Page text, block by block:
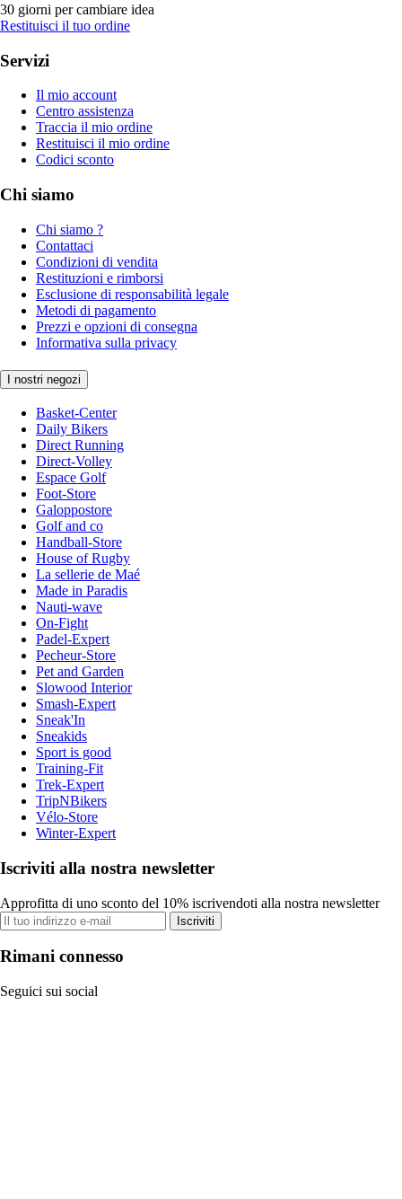
30 giorni per cambiare idea
Restituisci il tuo ordine
Servizi
Il mio account
Centro assistenza
Traccia il mio ordine
Restituisci il mio ordine
Codici sconto
Chi siamo
Chi siamo ?
Contattaci
Condizioni di vendita
Restituzioni e rimborsi
Esclusione di responsabilità legale
Metodi di pagamento
Prezzi e opzioni di consegna
Informativa sulla privacy
I nostri negozi
Basket-Center
Daily Bikers
Direct Running
Direct-Volley
Espace Golf
Foot-Store
Galoppostore
Golf and co
Handball-Store
House of Rugby
La sellerie de Maé
Made in Paradis
Nauti-wave
On-Fight
Padel-Expert
Pecheur-Store
Pet and Garden
Slowood Interior
Smash-Expert
Sneak'In
Sneakids
Sport is good
Training-Fit
Trek-Expert
TripNBikers
Vélo-Store
Winter-Expert
Iscriviti alla nostra newsletter
Approfitta di uno sconto del 10% iscrivendoti alla nostra newsletter
Iscriviti
Rimani connesso
Seguici sui social